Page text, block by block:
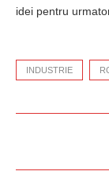
idei pentru
INDUSTRIE